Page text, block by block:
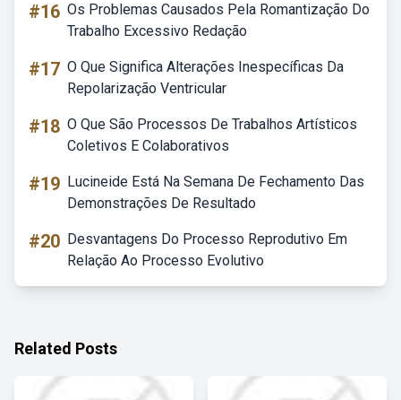
#16 Os Problemas Causados Pela Romantização Do
Trabalho Excessivo Redação
#17 O Que Significa Alterações Inespecíficas Da
Repolarização Ventricular
#18 O Que São Processos De Trabalhos Artísticos
Coletivos E Colaborativos
#19 Lucineide Está Na Semana De Fechamento Das
Demonstrações De Resultado
#20 Desvantagens Do Processo Reprodutivo Em
Relação Ao Processo Evolutivo
Related Posts